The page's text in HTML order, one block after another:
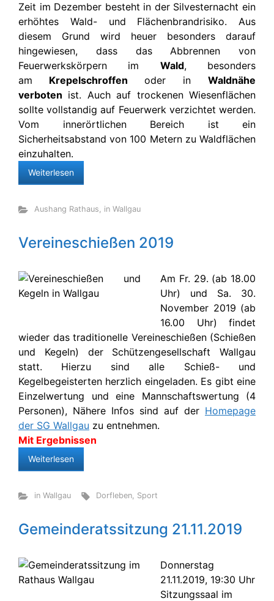
Zeit im Dezember besteht in der Silvesternacht ein
erhöhtes Wald- und Flächenbrandrisiko. Aus
diesem Grund wird heuer besonders darauf
hingewiesen, dass das Abbrennen von
Feuerwerkskörpern im Wald, besonders
am Krepelschroffen oder in Waldnähe
verboten ist. Auch auf trockenen Wiesenflächen
sollte vollstandig auf Feuerwerk verzichtet werden.
Vom innerörtlichen Bereich ist ein
Sicherheitsabstand von 100 Metern zu Waldflächen
einzuhalten.
Weiterlesen
Aushang Rathaus, in Wallgau
Vereineschießen 2019
Am Fr. 29. (ab 18.00
Uhr) und Sa. 30.
November 2019 (ab
16.00 Uhr) findet
wieder das traditionelle Vereineschießen (Schießen
und Kegeln) der Schützengesellschaft Wallgau
statt. Hierzu sind alle Schieß- und
Kegelbegeisterten herzlich eingeladen. Es gibt eine
Einzelwertung und eine Mannschaftswertung (4
Personen), Nähere Infos sind auf der Homepage
der SG Wallgau zu entnehmen.
Mit Ergebnissen
Weiterlesen
in Wallgau Dorfleben, Sport
Gemeinderatssitzung 21.11.2019
Donnerstag
21.11.2019, 19:30 Uhr
Sitzungssaal im